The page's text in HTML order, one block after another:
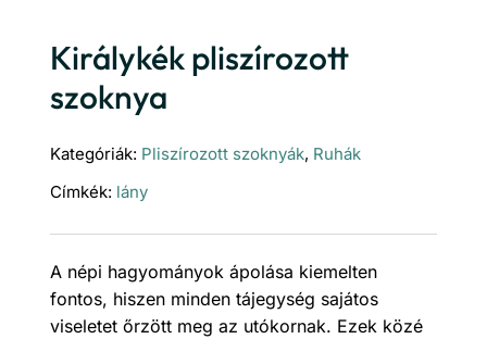
Királykék pliszírozott
szoknya
Kategóriák: Pliszírozott szoknyák, Ruhák
Címkék: lány
A népi hagyományok ápolása kiemelten
fontos, hiszen minden tájegység sajátos
viseletet őrzött meg az utókornak. Ezek közé